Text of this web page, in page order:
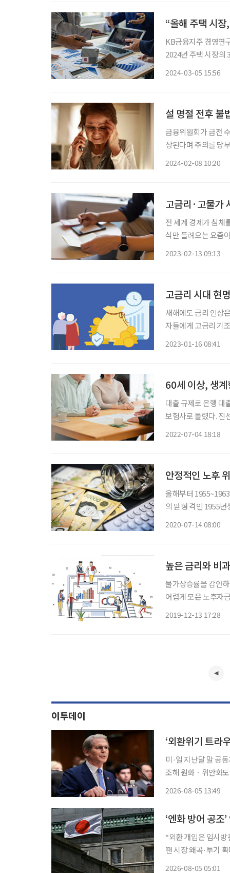
“올해 주택 시장
KB금융지주 경영연
2024년 주택 시장의
2024-03-05 15:56
설 명절 전후 불
금융위원회가 금전
상된다며 주의를 당부했다. 금융범죄로는 불법사금융, 명절 선물 배송
2024-02-08 10:20
고금리·고물가
전 세계 경제가 침체
식만 들려오는 요즘
2023-02-13 09:13
고금리 시대 현
새해에도 금리 인상
자들에게 고금리 기
2023-01-16 08:41
60세 이상, 생
대출 규제로 은행 대
보험사로 몰렸다. 진선미 더불어민주당 국회의원이 금융감독원으로부터 제출받은 ‘업권별
2022-07-04 18:18
안정적인 노후
올해부터
의 맏형 격인 1955
2020-07-14 08:00
높은 금리와 비
물가상승률을 감안
어렵게 모은 노후자
2019-12-13 17:28
이투데이
미·일 지난달 말 공
조해 원화ㆍ위안화
2026-08-05 13:49
“외환 개입은 임시방
땐 시장 왜곡·투기 확대 우
2026-08-05 05:01